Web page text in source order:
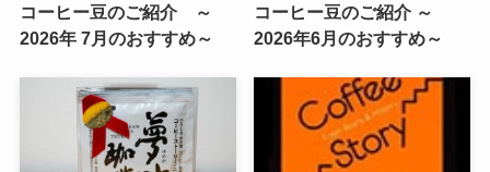
コーヒー豆のご紹介 ～
2026年 7月のおすすめ～
コーヒー豆のご紹介 ～
2026年6月のおすすめ～